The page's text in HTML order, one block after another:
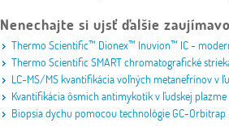
Nenechajte si ujsť ďalšie
Thermo Scientific™ Dionex™ Inuvion™ IC -
Thermo Scientific SMART chromatografické
LC-MS/MS kvantifikácia voľných metanefrínov v
Kvantifikácia ôsmich antimykotík v ľudskej
Biopsia dychu pomocou technológie GC-